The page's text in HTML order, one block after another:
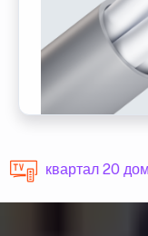
квартал 20